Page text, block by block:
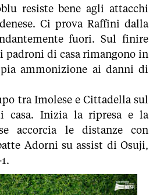
resiste bene agli attacchi
Ci prova Raffini dalla
fuori. Sul finire
padroni di casa rimangono in
ammonizione ai danni di
tra Imolese e Cittadella sul
casa. Inizia la ripresa e la
accorcia le distanze con
Adorni su assist di Osuji,